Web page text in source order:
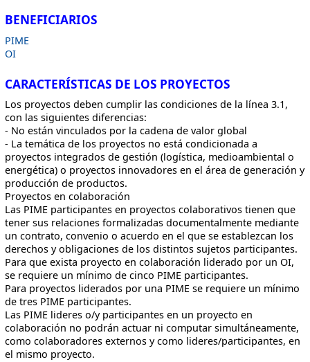
BENEFICIARIOS
PIME
OI
CARACTERÍSTICAS DE LOS PROYECTOS
Los proyectos deben cumplir las condiciones de la línea 3.1,
con las siguientes diferencias:
- No están vinculados por la cadena de valor global
- La temática de los proyectos no está condicionada a
proyectos integrados de gestión (logística, medioambiental o
energética) o proyectos innovadores en el área de generación y
producción de productos.
Proyectos en colaboración
Las PIME participantes en proyectos colaborativos tienen que
tener sus relaciones formalizadas documentalmente mediante
un contrato, convenio o acuerdo en el que se establezcan los
derechos y obligaciones de los distintos sujetos participantes.
Para que exista proyecto en colaboración liderado por un OI,
se requiere un mínimo de cinco PIME participantes.
Para proyectos liderados por una PIME se requiere un mínimo
de tres PIME participantes.
Las PIME lideres o/y participantes en un proyecto en
colaboración no podrán actuar ni computar simultáneamente,
como colaboradores externos y como lideres/participantes, en
el mismo proyecto.